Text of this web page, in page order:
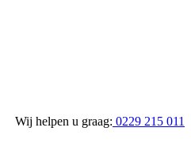
Wij helpen u graag: 0229 215 011